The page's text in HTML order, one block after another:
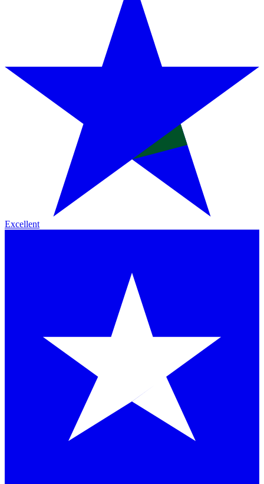
Excellent